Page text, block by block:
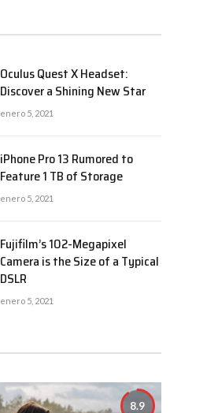
Oculus Quest X Headset:
Discover a Shining New Star
enero 5, 2021
iPhone Pro 13 Rumored to
Feature 1 TB of Storage
enero 5, 2021
Fujifilm’s 102-Megapixel
Camera is the Size of a Typical
DSLR
enero 5, 2021
8.9